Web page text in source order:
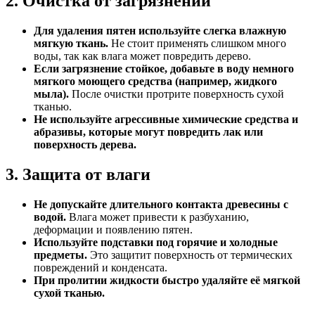
Для удаления пятен используйте слегка влажную
мягкую ткань. Не стоит применять слишком много
воды, так как влага может повредить дерево.
Если загрязнение стойкое, добавьте в воду немного
мягкого моющего средства (например, жидкого
мыла). После очистки протрите поверхность сухой
тканью.
Не используйте агрессивные химические средства и
абразивы, которые могут повредить лак или
поверхность дерева.
3. Защита от влаги
Не допускайте длительного контакта древесины с
водой. Влага может привести к разбуханию,
деформации и появлению пятен.
Используйте подставки под горячие и холодные
предметы. Это защитит поверхность от термических
повреждений и конденсата.
При пролитии жидкости быстро удаляйте её мягкой
сухой тканью.